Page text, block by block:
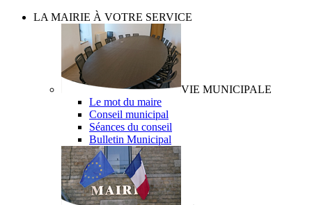
LA MAIRIE À VOTRE SERVICE
VIE MUNICIPALE
Le mot du maire
Conseil municipal
Séances du conseil
Bulletin Municipal